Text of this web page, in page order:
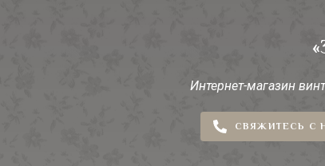
Интернет-магазин
СВЯЖИТЕСЬ С